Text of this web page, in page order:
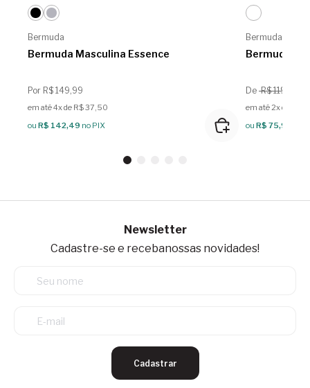
Bermuda
Bermuda Masculina Essence
Por R$ 149,99
em até 4x de R$ 37,50
ou R$ 142,49 no PIX
Bermuda
Bermuda
De R$ 119,99
em até 2x de R$
ou R$ 75,99
Newsletter
Cadastre-se e recebanossas novidades!
Cadastrar